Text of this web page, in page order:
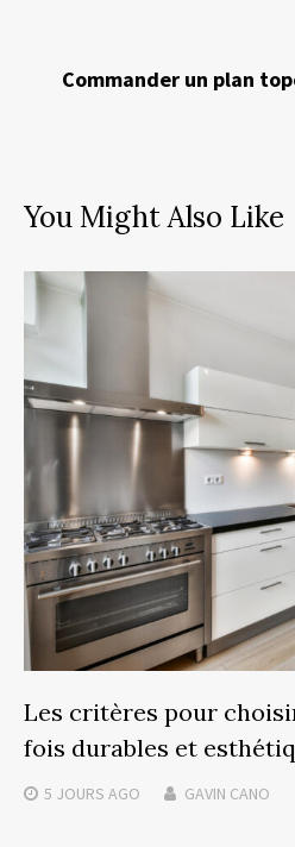
Commander un plan
You Might Also Like
Les critères pour
fois durables et
5 JOURS AGO GAVIN CANO